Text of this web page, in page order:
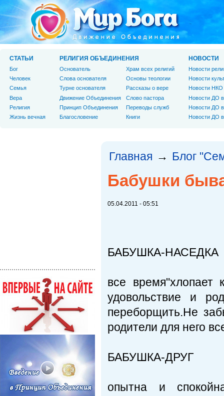
Главная → Блог
Бабушки
05.04.2011 - 05:51
БАБУШКА-НАСЕДКА
все время"хлопает
удовольствие и
переборщить.Не
родители для него
БАБУШКА-ДРУГ
опытна и
СТАТЬИ
Бог
Человек
Cемья
Вера
Религия
Жизнь вечная
РЕЛИГИЯ ОБЪЕДИНЕНИЯ
Основатель
Слова основателя
Турне основателя
Движение Объединения
Принцип Объединения
Благословение
Храм всех религий
Основы теологии
Рассказы о вере
Слово пастора
Переводы служб
Книги
НОВОСТИ
Новости
Новости
Новости НКО
Новости ДО
Новости ДО
Новости ДО